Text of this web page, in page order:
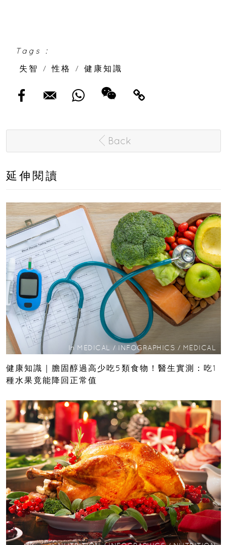
Tags :
失智
/ 性格 / 健康知識
Back
延伸閱讀
In MEDICAL / INFOGRAPHICS / MEDICAL
健康知識｜膽固醇過高少吃5類食物！醫生實測：吃1
種水果竟能降回正常值